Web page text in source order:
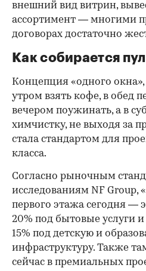
внешний вид витрин,
ассортимент — многими
договорах достаточно
Как собирается пул
Концепция «одного
утром взять кофе, в обед
вечером поужинать, а в
химчистку, не выходя за
стала стандартом для
класса.
Согласно рыночным
исследованиям NF Group,
первого этажа сегодня —
20% под бытовые услуги
15% под детскую и
инфраструктуру. Также
сейчас в премиальных